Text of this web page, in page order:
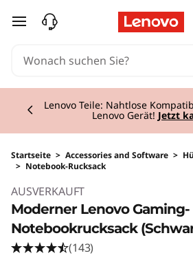
zum Hauptinhalt springen
Lenovo Teile: Nahtlose
Lenovo Gerät! Jetzt
Startseite > Accessories and Software >
> Notebook-Rucksack
AUSVERKAUFT
Moderner Lenovo Gaming-
Notebookrucksack
(143)